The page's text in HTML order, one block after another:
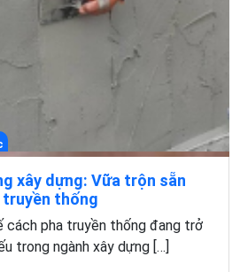
xây dựng: Vữa trộn sẵn
truyền thống
cách pha truyền thống đang trở
trong ngành xây dựng […]